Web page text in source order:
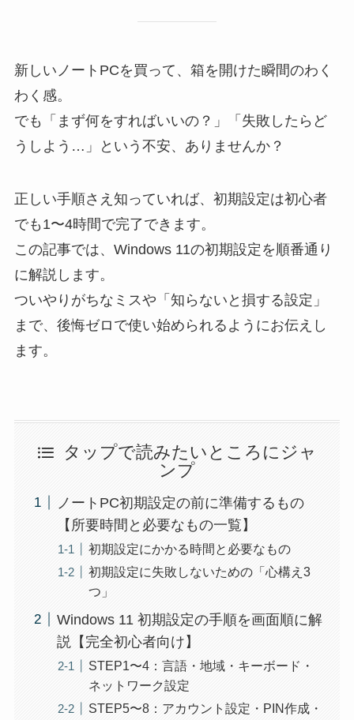
新しいノートPCを買って、箱を開けた瞬間のわく
わく感。
でも「まず何をすればいいの？」「失敗したらど
うしよう…」という不安、ありませんか？
正しい手順さえ知っていれば、初期設定は初心者
でも1〜4時間で完了できます。
この記事では、Windows 11の初期設定を順番通り
に解説します。
ついやりがちなミスや「知らないと損する設定」
まで、後悔ゼロで使い始められるようにお伝えし
ます。
タップで読みたいところにジャ
ンプ
ノートPC初期設定の前に準備するもの
【所要時間と必要なもの一覧】
初期設定にかかる時間と必要なもの
初期設定に失敗しないための「心構え3
つ」
Windows 11 初期設定の手順を画面順に解
説【完全初心者向け】
STEP1〜4：言語・地域・キーボード・
ネットワーク設定
STEP5〜8：アカウント設定・PIN作成・